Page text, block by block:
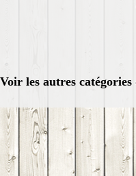
Voir les autres